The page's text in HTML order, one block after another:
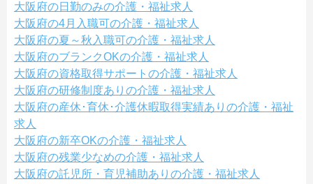
大阪府の日勤のみの介護・福祉求人
大阪府の4月入職可の介護・福祉求人
大阪府の夏～秋入職可の介護・福祉求人
大阪府のブランクOKの介護・福祉求人
大阪府の資格取得サポートの介護・福祉求人
大阪府の研修制度ありの介護・福祉求人
大阪府の産休･育休･介護休暇取得実績ありの介護・福祉
求人
大阪府の新卒OKの介護・福祉求人
大阪府の残業少なめの介護・福祉求人
大阪府の託児所・育児補助ありの介護・福祉求人